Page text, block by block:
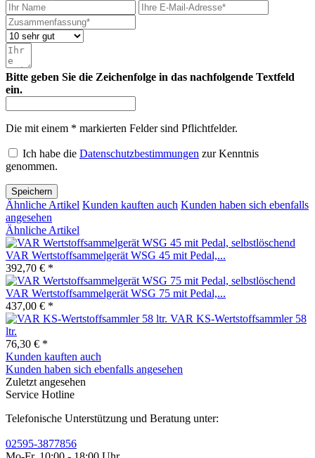
Bitte geben Sie die Zeichenfolge in das nachfolgende Textfeld
ein.
Die mit einem * markierten Felder sind Pflichtfelder.
Ich habe die Datenschutzbestimmungen zur Kenntnis
genommen.
Speichern
Ähnliche Artikel Kunden kauften auch Kunden haben sich ebenfalls
angesehen
Ähnliche Artikel
VAR Wertstoffsammelgerät WSG 45 mit Pedal,...
392,70 € *
VAR Wertstoffsammelgerät WSG 75 mit Pedal,...
437,00 € *
VAR KS-Wertstoffsammler 58
ltr.
76,30 € *
Kunden kauften auch
Kunden haben sich ebenfalls angesehen
Zuletzt angesehen
Service Hotline
Telefonische Unterstützung und Beratung unter:
02595-3877856